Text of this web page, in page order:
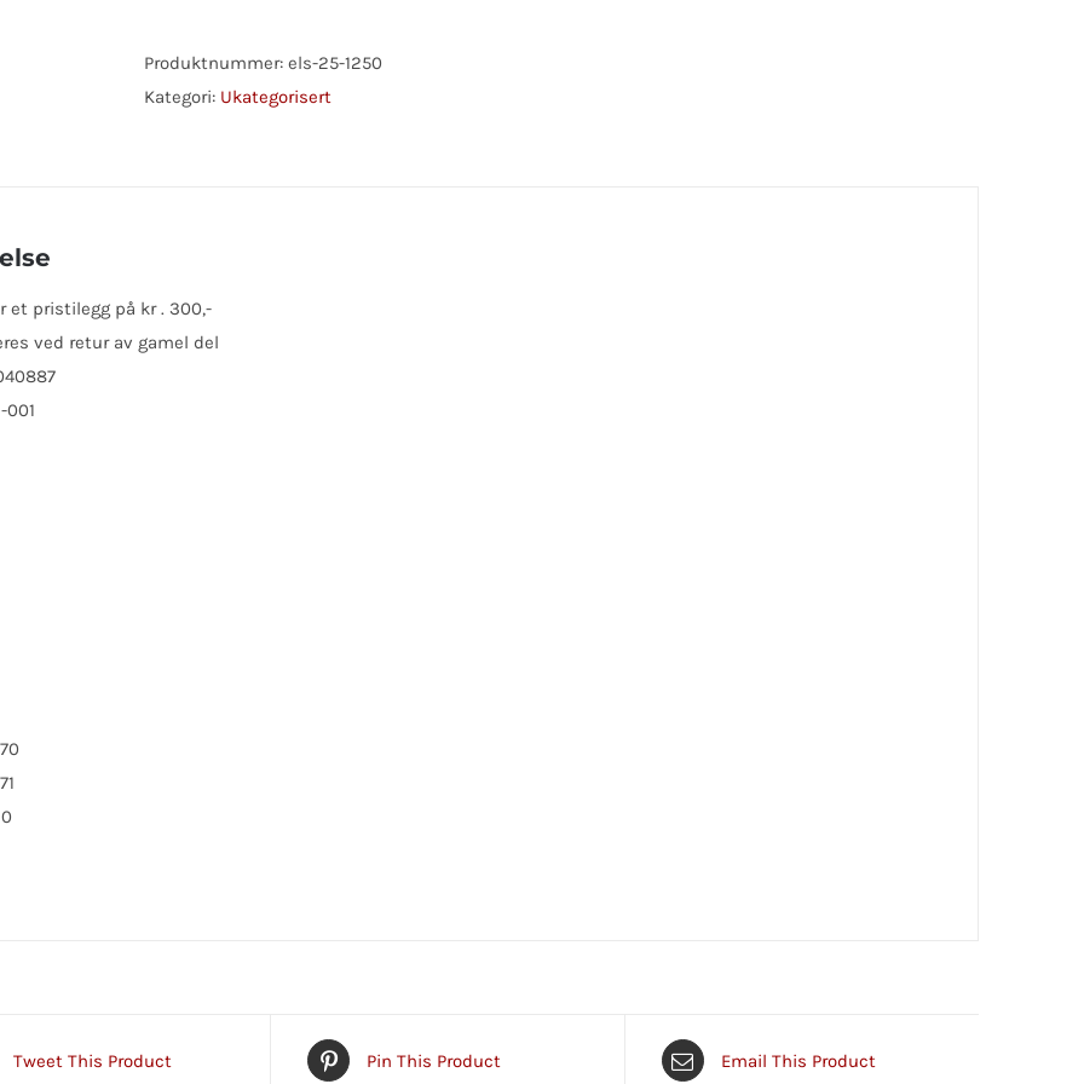
M/GIR
TH.K.
Produktnummer: els-25-1250
Kategori: Ukategorisert
et pristilegg på kr . 300,-
ved retur av gamel del
001
Tweet This Product Pin This Product Email This Product